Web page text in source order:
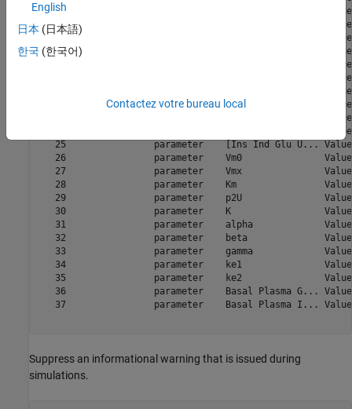
15                parameter    f
16                parameter    a
17                parameter    b
18                parameter    c
19                parameter    d
20                parameter    kp1
21                parameter    kp2
22                parameter    kp3
23                parameter    kp4
24                parameter    ki
25                parameter    [Ins Ind Glu U...
26                parameter    Vm0
27                parameter    Vmx
28                parameter    Km
29                parameter    p2U
30                parameter    K
31                parameter    alpha
32                parameter    beta
33                parameter    gamma
34                parameter    ke1
35                parameter    ke2
36                parameter    Basal Plasma G...
37                parameter    Basal Plasma I...
Suppress an informational warning that is issued during
simulations.
English
日本 (日本語)
한국 (한국어)
Contactez votre bureau local